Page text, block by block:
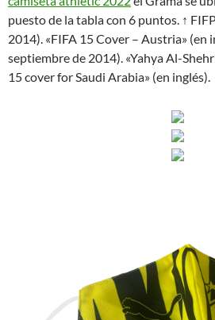
puesto de la tabla con 6 puntos. ↑
2014). «FIFA 15 Cover – Austria» (en
septiembre de 2014). «Yahya Al-
15 cover for Saudi Arabia» (en inglés).